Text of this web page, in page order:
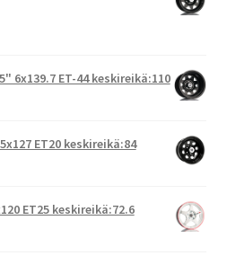
6x139.7 ET-44 keskireikä:110
ET20 keskireikä:84
ET25 keskireikä:72.6